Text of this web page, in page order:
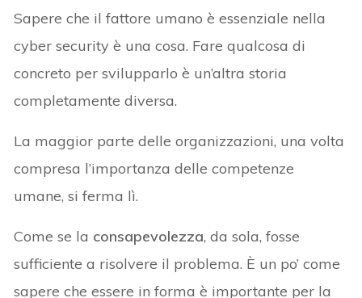
Sapere che il fattore umano è essenziale nella
cyber security è una cosa. Fare qualcosa di
concreto per svilupparlo è un’altra storia
completamente diversa.
La maggior parte delle organizzazioni, una volta
compresa l’importanza delle competenze
umane, si ferma lì.
Come se la consapevolezza, da sola, fosse
sufficiente a risolvere il problema. È un po’ come
sapere che essere in forma è importante per la